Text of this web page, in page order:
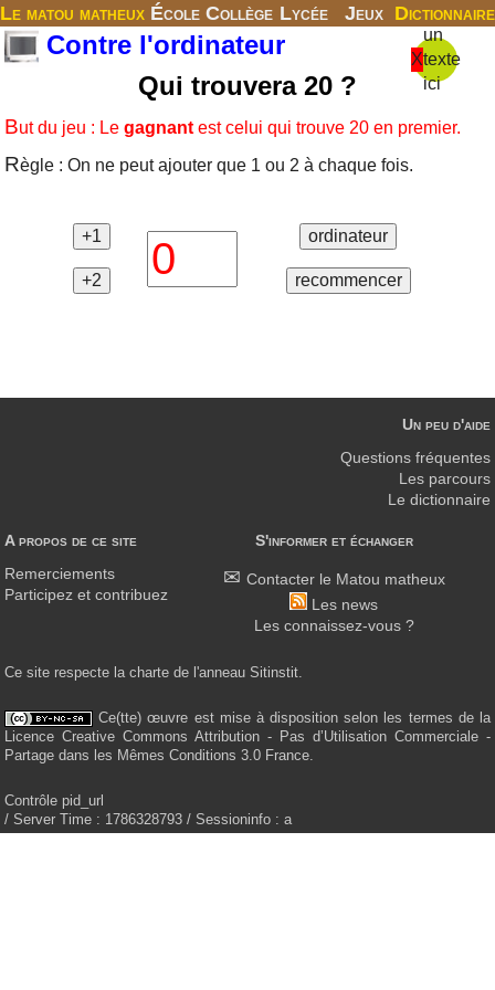
Le matou matheux École Collège Lycée Jeux Dictionnaire
X
un
texte
ici
Contre l'ordinateur
Qui trouvera 20 ?
But du jeu : Le gagnant est celui qui trouve 20 en premier.
Règle : On ne peut ajouter que 1 ou 2 à chaque fois.
A propos de ce site
Remerciements
Participez et contribuez
S'informer et échanger
Contacter le Matou matheux
Les news
Les connaissez-vous ?
Un peu d'aide
Questions fréquentes
Les parcours
Le dictionnaire
Ce site respecte la charte de l'anneau Sitinstit.
Ce(tte) œuvre est mise à disposition selon les termes de la
Licence Creative Commons Attribution - Pas d’Utilisation Commerciale -
Partage dans les Mêmes Conditions 3.0 France.
Contrôle pid_url
/ Server Time : 1786328793 / Sessioninfo : a